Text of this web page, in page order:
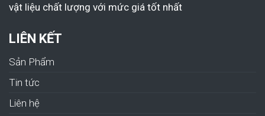
vật liệu chất lượng với mức giá tốt nhất
LIÊN KẾT
Sản Phẩm
Tin tức
Liên hệ